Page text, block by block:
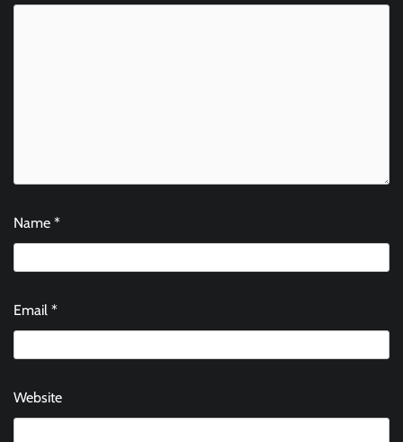
Name *
Email *
Website